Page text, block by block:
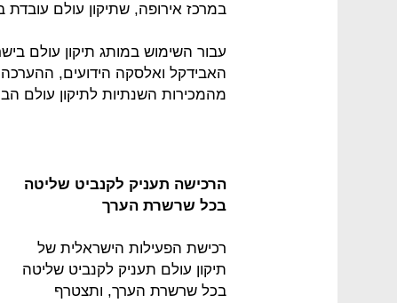
במרכז אירופה, שתיקון עולם עובדת
עבור השימוש במותג תיקון עולם
מהמכירות השנתיות לתיקון עולם
הרכישה תעניק לקנביט שליטה
בכל שרשרת הערך
רכישת הפעילות הישראלית של
תיקון עולם תעניק לקנביט שליטה
בכל שרשרת הערך, ותצטרף